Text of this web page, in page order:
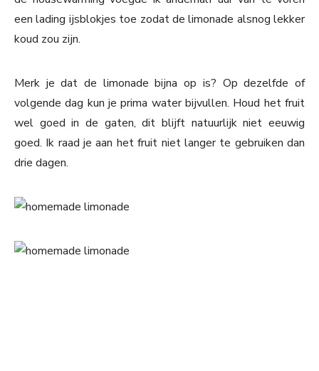
een lading ijsblokjes toe zodat de limonade alsnog lekker
koud zou zijn.
Merk je dat de limonade bijna op is? Op dezelfde of
volgende dag kun je prima water bijvullen. Houd het fruit
wel goed in de gaten, dit blijft natuurlijk niet eeuwig
goed. Ik raad je aan het fruit niet langer te gebruiken dan
drie dagen.